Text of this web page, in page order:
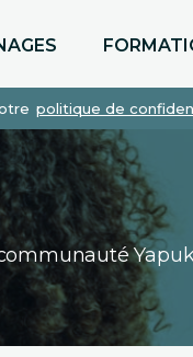
politique de
Etudiants